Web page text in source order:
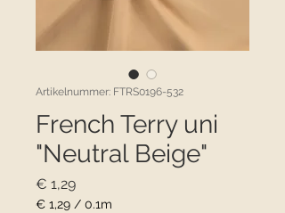
Artikelnummer: FTRS0196-532
French Terry uni
"Neutral Beige"
€ 1,29Preis
€ 1,29 / 0.1m